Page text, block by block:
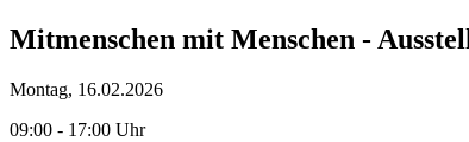
Mitmenschen mit Menschen -
Montag, 16.02.2026
09:00 - 17:00 Uhr